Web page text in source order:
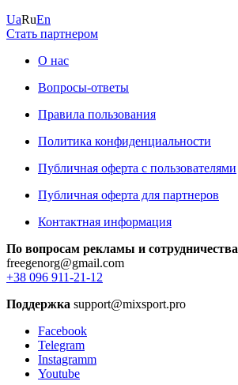
UaRuEn
Стать партнером
О нас
Вопросы-ответы
Правила пользования
Политика конфиденциальности
Публичная оферта с пользователями
Публичная оферта для партнеров
Контактная информация
По вопросам рекламы и сотрудничества
freegenorg@gmail.com
+38 096 911-21-12
Поддержка support@mixsport.pro
Facebook
Telegram
Instagramm
Youtube